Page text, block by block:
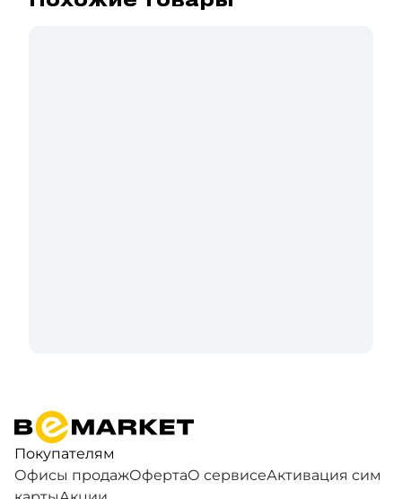
Покупателям
Офисы продажОфертаО сервисеАктивация сим